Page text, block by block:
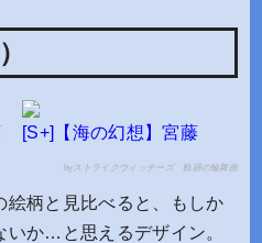
[S+]【海の幻想】宮藤
by ストライクウィッチーズ 軌跡の輪舞曲
絵柄と見比べると、もしか
いか…と思えるデザイン。